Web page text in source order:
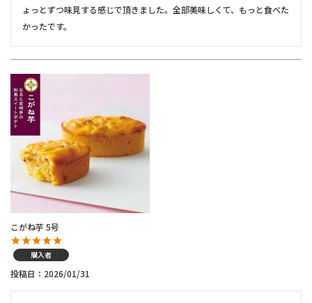
ょっとずつ味見する感じで頂きました。全部美味しくて、もっと食べた
かったです。
こがね芋 5号
購入者
投稿日 2026/01/31